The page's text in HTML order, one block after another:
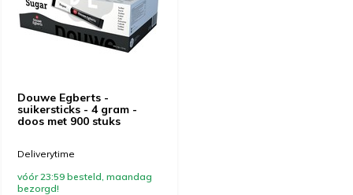
Douwe Egberts -
suikersticks - 4 gram -
doos met 900 stuks
Deliverytime
vóór 23:59 besteld, maandag
bezorgd!